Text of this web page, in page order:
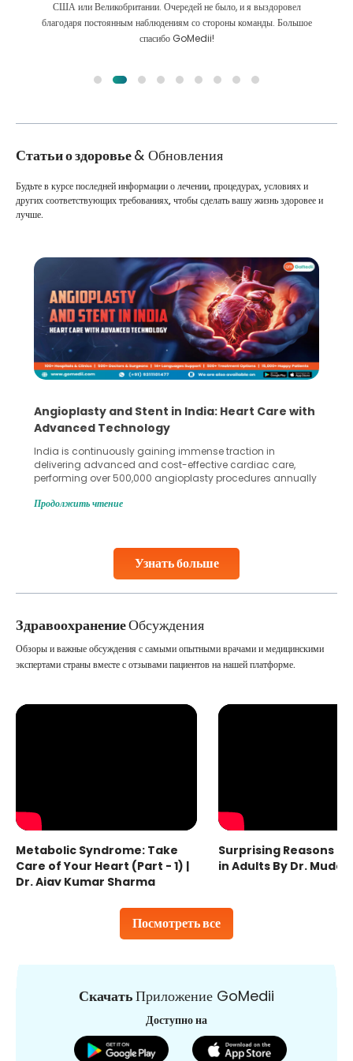
Мы сделали правильный выбор, выбрав GoMedii. Они даже после
лечения сохраняют с нами большую связь
Статьи о здоровье& Обновления
Узнать больше
Будьте в курсе последней информации о лечении, процедурах, условиях и
других соответствующих требованиях, чтобы сделать вашу жизнь здоровее и
лучше.
Angioplasty and Stent in India: Heart Care with
Advanced Technology
India is continuously gaining immense traction in
delivering advanced and cost-effective cardiac care,
performing over 500,000 angioplasty procedures annually
globe are searching for treatments like angioplasty and
Studies, such as one published
Продолжить чтение
ЗдравоохранениеОбсуждения
Посмотреть все
Обзоры и важные обсуждения с самыми опытными врачами и медицинскими
экспертами страны вместе с отзывами пациентов на нашей платформе.
Metabolic Syndrome: Take
Care of Your Heart (Part - 1) |
Dr. Ajay Kumar Sharma
Surprising Reasons
in Adults By Dr.
СкачатьПриложение GoMedii
Доступно на